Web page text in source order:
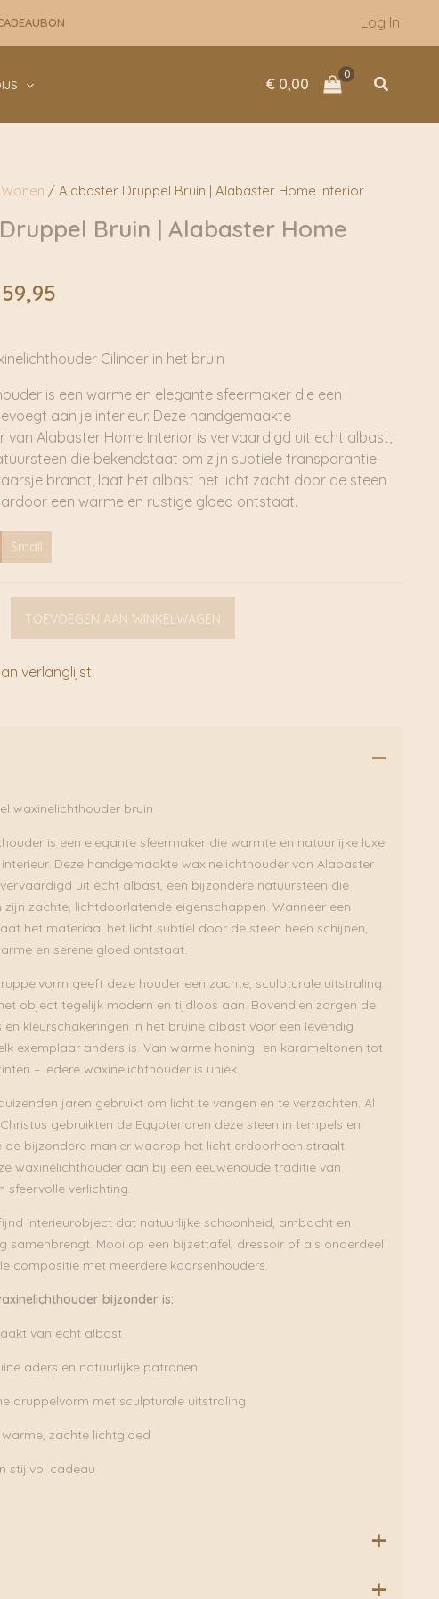
Log In
€ 0,00 Zoeken
Wonen / Alabaster Druppel Bruin | Alabaster Home Interior
Bruin | Alabaster Home
Prijsklasse:
€ 59,95Cilinder in het bruin
is een warme en elegante sfeermaker die een
aan je interieur. Deze handgemaakte
van Alabaster Home Interior is vervaardigd uit echt albast,
die bekendstaat om zijn subtiele transparantie.
brandt, laat het albast het licht zacht door de steen
een warme en rustige gloed ontstaat.
Small
TOEVOEGEN AAN WINKELWAGEN
verlanglijst
waxinelichthouder bruin
is een elegante sfeermaker die warmte en natuurlijke luxe
Deze handgemaakte waxinelichthouder van Alabaster
uit echt albast, een bijzondere natuursteen die
zachte, lichtdoorlatende eigenschappen. Wanneer een
het materiaal het licht subtiel door de steen heen schijnen,
en serene gloed ontstaat.
geeft deze houder een zachte, sculpturale uitstraling.
object tegelijk modern en tijdloos aan. Bovendien zorgen de
en kleurschakeringen in het bruine albast voor een levendig
exemplaar anders is. Van warme honing- en karameltonen tot
– iedere waxinelichthouder is uniek.
jaren gebruikt om licht te vangen en te verzachten. Al
gebruikten de Egyptenaren deze steen in tempels en
de bijzondere manier waarop het licht erdoorheen straalt.
waxinelichthouder aan bij een eeuwenoude traditie van
sfeervolle verlichting.
interieurobject dat natuurlijke schoonheid, ambacht en
samenbrengt. Mooi op een bijzettafel, dressoir of als onderdeel
compositie met meerdere kaarsenhouders.
bijzonder is:
van echt albast
aders en natuurlijke patronen
druppelvorm met sculpturale uitstraling
warme, zachte lichtgloed
stijlvol cadeau